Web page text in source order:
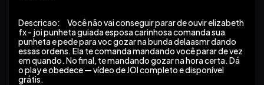
Descricao:
Você não vai conseguir parar de ouvir elizabeth
fx - joi punheta guiada esposa carinhosa comanda sua
punheta e pede para voc gozar na bunda delaasmr dando
essas ordens. Ela te comanda mandando você parar de vez
em quando. No final, te mandando gozar na hora certa. Dá
o play e obedece — vídeo de JOI completo e disponível
grátis.